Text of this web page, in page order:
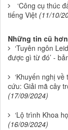
‘Công cụ thúc
tiếng Việt (11/10/
Những tin cũ hơn
‘Tuyên ngôn
được gì từ đó’ -
‘Khuyến nghị
cứu: Giải mã cây
(17/09/2024)
‘Lộ trình Khoa
(16/09/2024)